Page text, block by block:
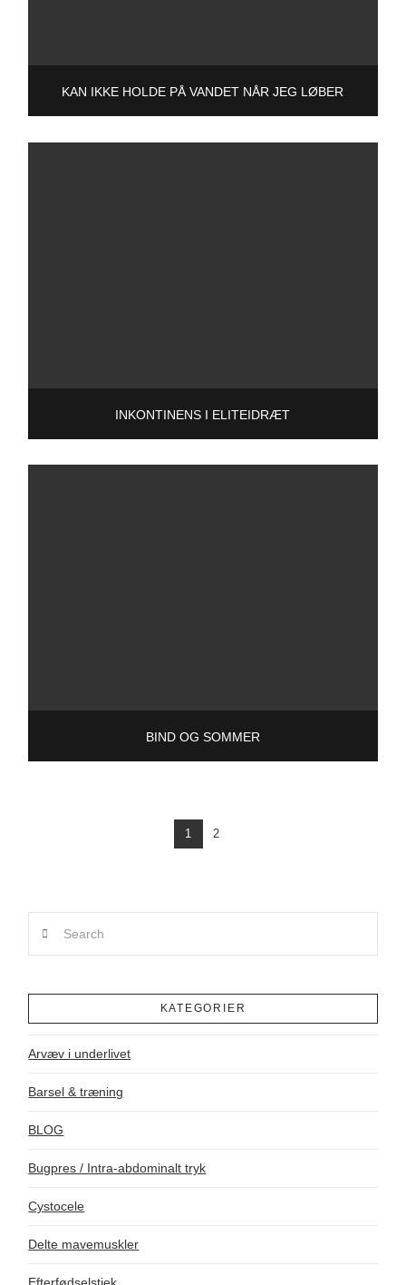
KAN IKKE HOLDE PÅ VANDET NÅR JEG LØBER
INKONTINENS I ELITEIDRÆT
BIND OG SOMMER
1 2
KATEGORIER
Arvæv i underlivet
Barsel & træning
BLOG
Bugpres / Intra-abdominalt tryk
Cystocele
Delte mavemuskler
Efterfødselstjek